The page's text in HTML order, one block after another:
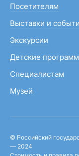
Посетителям
Выставки и
Экскурсии
Детские
Специалистам
Музей
© Российский
— 2024